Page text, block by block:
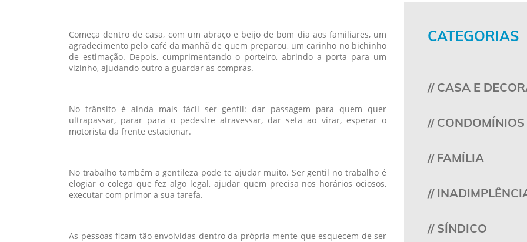
Começa dentro de casa, com um abraço e beijo de bom dia aos familiares, um
agradecimento pelo café da manhã de quem preparou, um carinho no bichinho
de estimação. Depois, cumprimentando o porteiro, abrindo a porta para um
vizinho, ajudando outro a guardar as compras.
No trânsito é ainda mais fácil ser gentil: dar passagem para quem quer
ultrapassar, parar para o pedestre atravessar, dar seta ao virar, esperar o
motorista da frente estacionar.
No trabalho também a gentileza pode te ajudar muito. Ser gentil no trabalho é
elogiar o colega que fez algo legal, ajudar quem precisa nos horários ociosos,
executar com primor a sua tarefa.
As pessoas ficam tão envolvidas dentro da própria mente que esquecem de ser
CATEGORIAS
// CASA E
// CONDOMÍNIOS
// FAMÍLIA
//
// SÍNDICO